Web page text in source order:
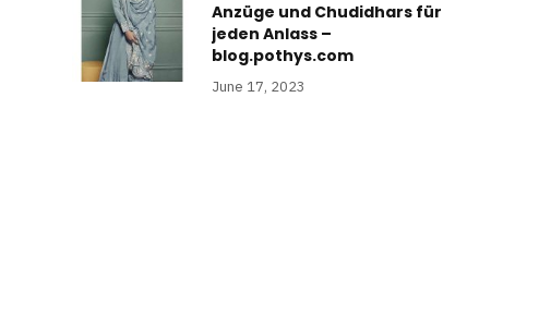
Anzüge und Chudidhars für
jeden Anlass –
blog.pothys.com
June 17, 2023